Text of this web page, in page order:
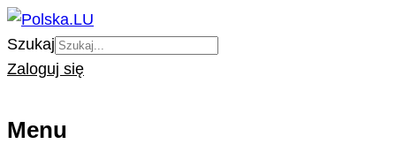
Szukaj
Zaloguj się
Menu